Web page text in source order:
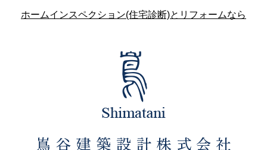
ホームインスペクション(住宅診断)とリフォームなら